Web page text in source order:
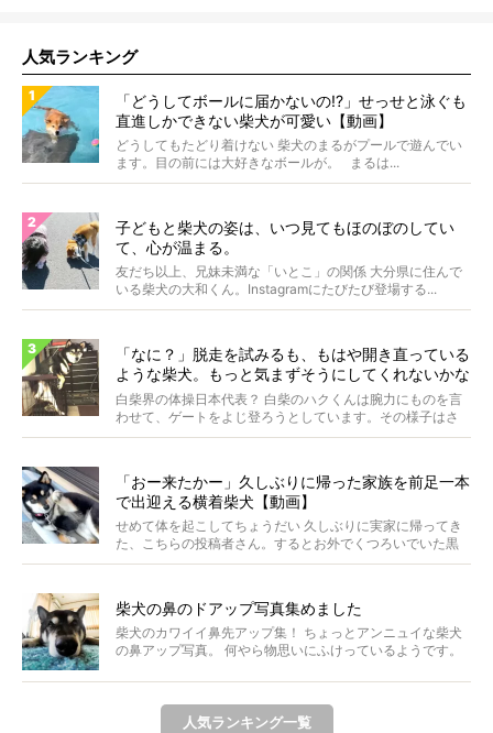
人気ランキング
「どうしてボールに届かないの!?」せっせと泳ぐも
直進しかできない柴犬が可愛い【動画】
どうしてもたどり着けない 柴犬のまるがプールで遊んでい
ます。目の前には大好きなボールが。 まるは...
子どもと柴犬の姿は、いつ見てもほのぼのしてい
て、心が温まる。
友だち以上、兄妹未満な「いとこ」の関係 大分県に住んで
いる柴犬の大和くん。Instagramにたびたび登場する...
「なに？」脱走を試みるも、もはや開き直っている
ような柴犬。もっと気まずそうにしてくれないかな
ぁ…！【動画あり】
白柴界の体操日本代表？ 白柴のハクくんは腕力にものを言
わせて、ゲートをよじ登ろうとしています。その様子はさ
なが...
「おー来たかー」久しぶりに帰った家族を前足一本
で出迎える横着柴犬【動画】
せめて体を起こしてちょうだい 久しぶりに実家に帰ってき
た、こちらの投稿者さん。するとお外でくつろいでいた黒
柴さ...
柴犬の鼻のドアップ写真集めました
柴犬のカワイイ鼻先アップ集！ ちょっとアンニュイな柴犬
の鼻アップ写真。 何やら物思いにふけっているようです。
人気ランキング一覧